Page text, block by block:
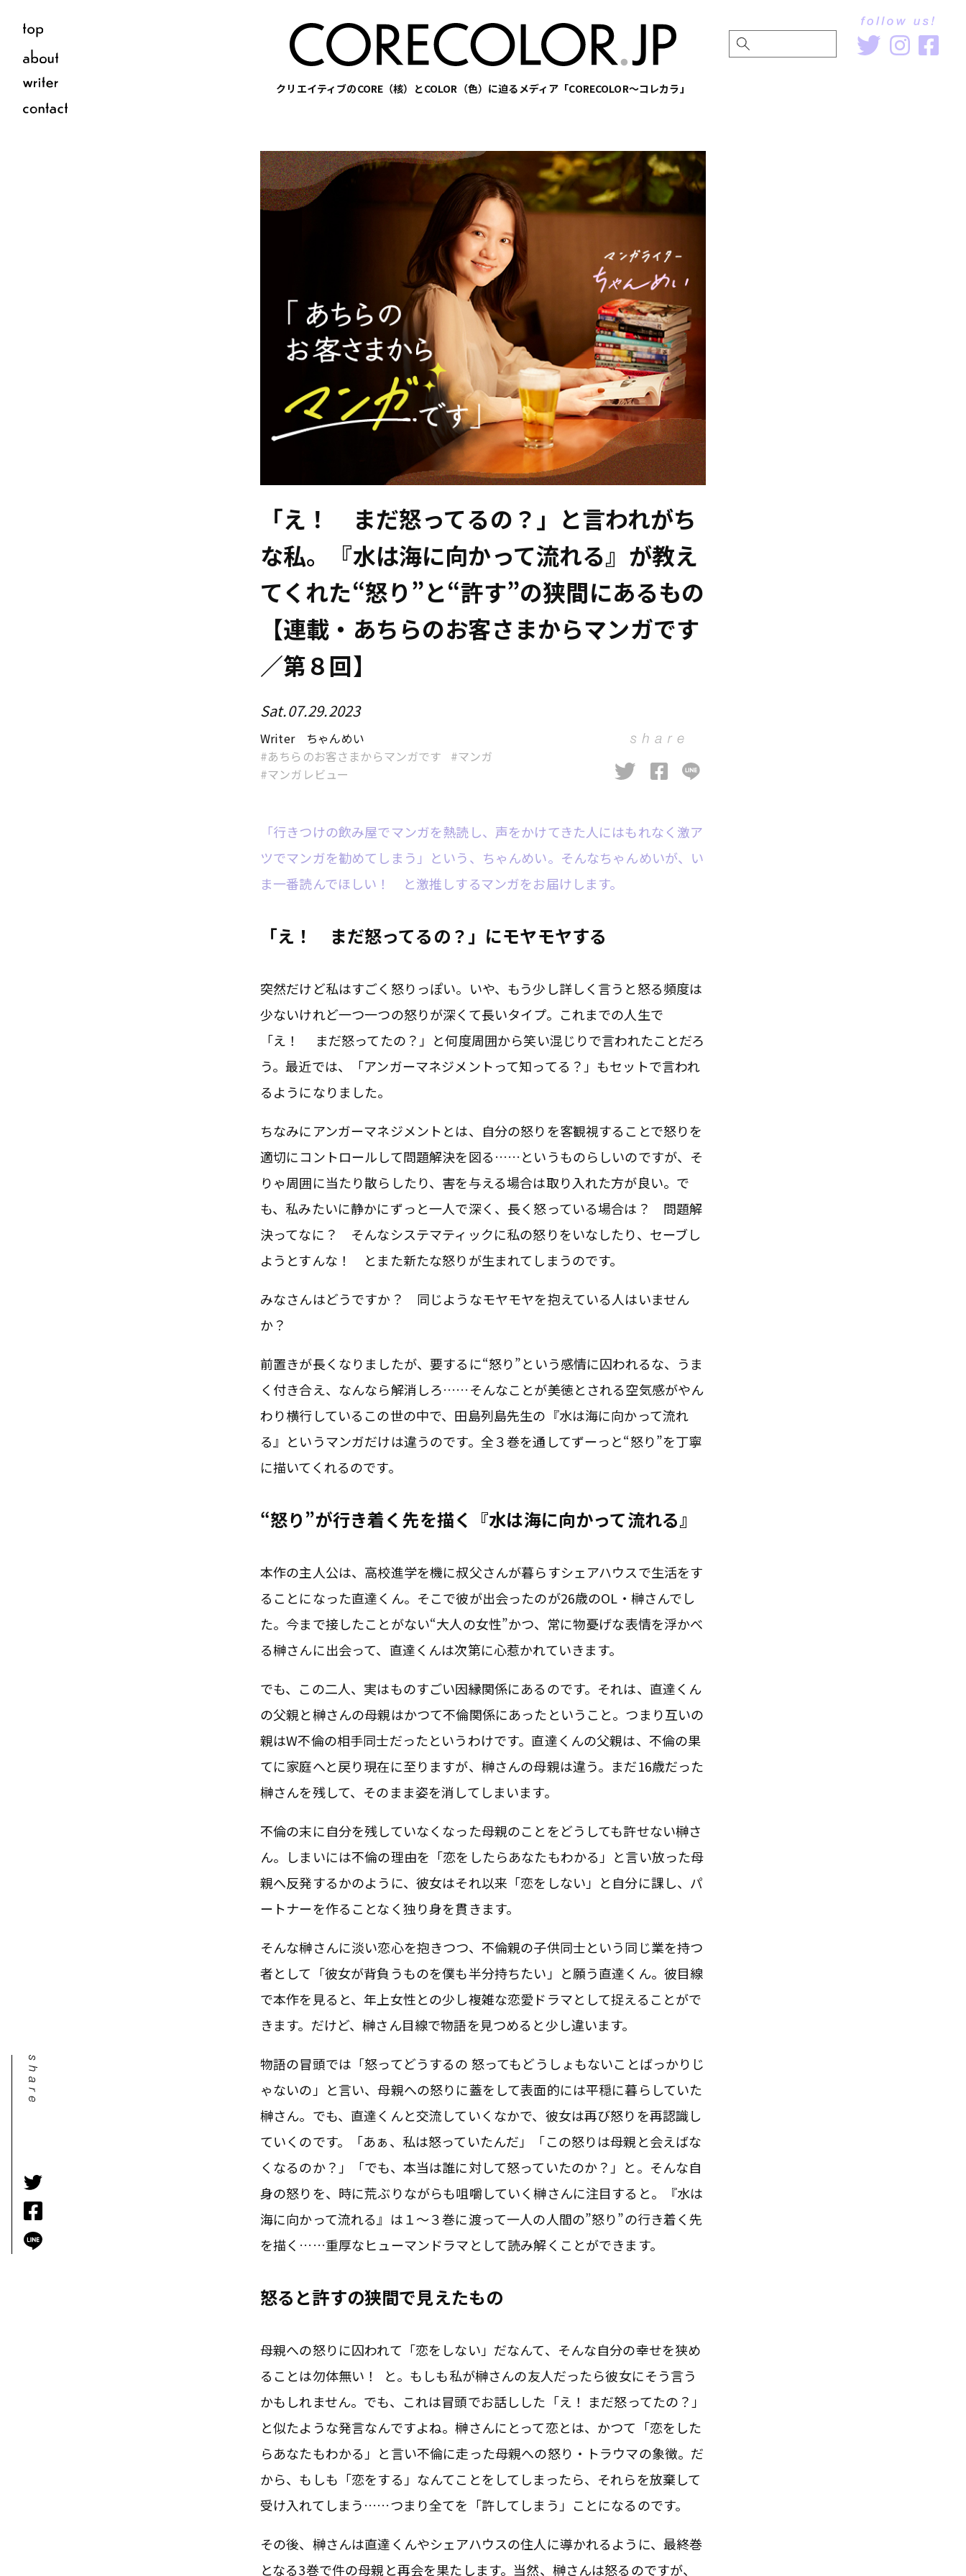
クリエイティブのCORE（核）とCOLOR（色）に迫るメディア「CORECOLOR〜コレカラ」
「え！ まだ怒ってるの？」と言われがち
な私。『水は海に向かって流れる』が教え
てくれた“怒り”と“許す”の狭間にあるもの
【連載・あちらのお客さまからマンガです
／第８回】
Sat.07.29.2023
Writer ちゃんめい
あちらのお客さまからマンガです
マンガ
マンガレビュー
「行きつけの飲み屋でマンガを熱読し、声をかけてきた人にはもれなく激ア
ツでマンガを勧めてしまう」という、ちゃんめい。そんなちゃんめいが、い
ま一番読んでほしい！ と激推しするマンガをお届けします。
「え！ まだ怒ってるの？」にモヤモヤする
突然だけど私はすごく怒りっぽい。いや、もう少し詳しく言うと怒る頻度は
少ないけれど一つ一つの怒りが深くて長いタイプ。これまでの人生で
「え！ まだ怒ってたの？」と何度周囲から笑い混じりで言われたことだろ
う。最近では、「アンガーマネジメントって知ってる？」もセットで言われ
るようになりました。
ちなみにアンガーマネジメントとは、自分の怒りを客観視することで怒りを
適切にコントロールして問題解決を図る……というものらしいのですが、そ
りゃ周囲に当たり散らしたり、害を与える場合は取り入れた方が良い。で
も、私みたいに静かにずっと一人で深く、長く怒っている場合は？ 問題解
決ってなに？ そんなシステマティックに私の怒りをいなしたり、セーブし
ようとすんな！ とまた新たな怒りが生まれてしまうのです。
みなさんはどうですか？ 同じようなモヤモヤを抱えている人はいません
か？
前置きが長くなりましたが、要するに“怒り”という感情に囚われるな、うま
く付き合え、なんなら解消しろ……そんなことが美徳とされる空気感がやん
わり横行しているこの世の中で、田島列島先生の『水は海に向かって流れ
る』というマンガだけは違うのです。全３巻を通してずーっと“怒り”を丁寧
に描いてくれるのです。
“怒り”が行き着く先を描く『水は海に向かって流れる』
本作の主人公は、高校進学を機に叔父さんが暮らすシェアハウスで生活をす
ることになった直達くん。そこで彼が出会ったのが26歳のOL・榊さんでし
た。今まで接したことがない“大人の女性”かつ、常に物憂げな表情を浮かべ
る榊さんに出会って、直達くんは次第に心惹かれていきます。
でも、この二人、実はものすごい因縁関係にあるのです。それは、直達くん
の父親と榊さんの母親はかつて不倫関係にあったということ。つまり互いの
親はW不倫の相手同士だったというわけです。直達くんの父親は、不倫の果
てに家庭へと戻り現在に至りますが、榊さんの母親は違う。まだ16歳だった
榊さんを残して、そのまま姿を消してしまいます。
不倫の末に自分を残していなくなった母親のことをどうしても許せない榊さ
ん。しまいには不倫の理由を「恋をしたらあなたもわかる」と言い放った母
親へ反発するかのように、彼女はそれ以来「恋をしない」と自分に課し、パ
ートナーを作ることなく独り身を貫きます。
そんな榊さんに淡い恋心を抱きつつ、不倫親の子供同士という同じ業を持つ
者として「彼女が背負うものを僕も半分持ちたい」と願う直達くん。彼目線
で本作を見ると、年上女性との少し複雑な恋愛ドラマとして捉えることがで
きます。だけど、榊さん目線で物語を見つめると少し違います。
物語の冒頭では「怒ってどうするの 怒ってもどうしょもないことばっかりじ
ゃないの」と言い、母親への怒りに蓋をして表面的には平穏に暮らしていた
榊さん。でも、直達くんと交流していくなかで、彼女は再び怒りを再認識し
ていくのです。「あぁ、私は怒っていたんだ」「この怒りは母親と会えばな
くなるのか？」「でも、本当は誰に対して怒っていたのか？」と。そんな自
身の怒りを、時に荒ぶりながらも咀嚼していく榊さんに注目すると。『水は
海に向かって流れる』は１〜３巻に渡って一人の人間の”怒り”の行き着く先
を描く……重厚なヒューマンドラマとして読み解くことができます。
怒ると許すの狭間で見えたもの
母親への怒りに囚われて「恋をしない」だなんて、そんな自分の幸せを狭め
ることは勿体無い！ と。もしも私が榊さんの友人だったら彼女にそう言う
かもしれません。でも、これは冒頭でお話しした「え！ まだ怒ってたの？」
と似たような発言なんですよね。榊さんにとって恋とは、かつて「恋をした
らあなたもわかる」と言い不倫に走った母親への怒り・トラウマの象徴。だ
から、もしも「恋をする」なんてことをしてしまったら、それらを放棄して
受け入れてしまう……つまり全てを「許してしまう」ことになるのです。
その後、榊さんは直達くんやシェアハウスの住人に導かれるように、最終巻
となる3巻で件の母親と再会を果たします。当然、榊さんは怒るのですが、